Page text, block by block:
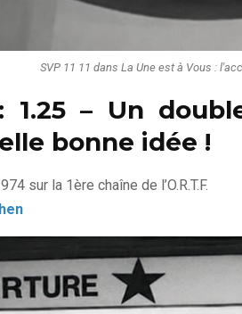
SVP 11 11 dans La Une est à Vous :
1.25 – Un
bonne idée !
sur la 1ère chaîne de l’O.R.T.F.